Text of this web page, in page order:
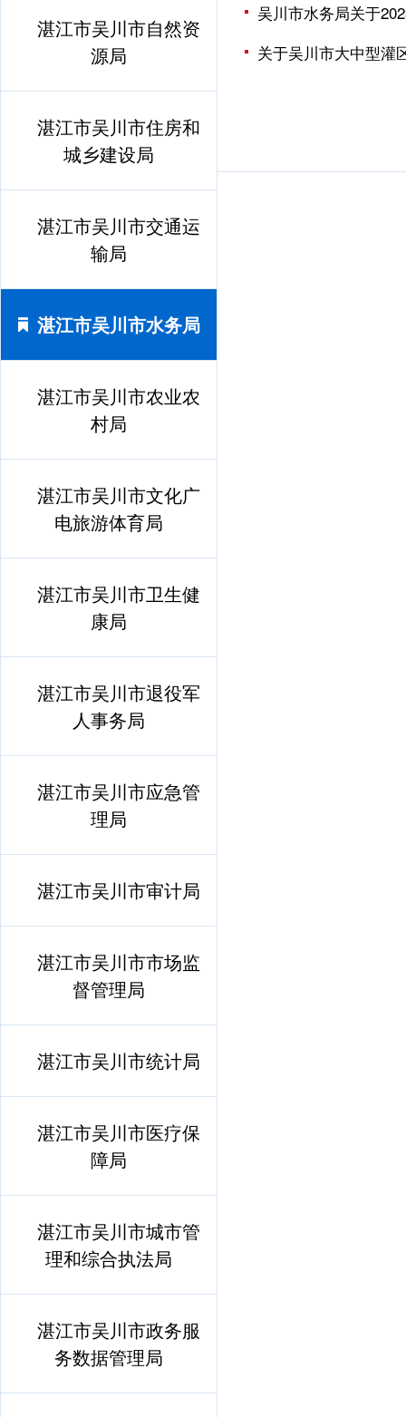
湛江市吴川市自然资
源局
湛江市吴川市住房和
城乡建设局
湛江市吴川市交通运
输局
湛江市吴川市水务局
湛江市吴川市农业农
村局
湛江市吴川市文化广
电旅游体育局
湛江市吴川市卫生健
康局
湛江市吴川市退役军
人事务局
湛江市吴川市应急管
理局
湛江市吴川市审计局
湛江市吴川市市场监
督管理局
湛江市吴川市统计局
湛江市吴川市医疗保
障局
湛江市吴川市城市管
理和综合执法局
湛江市吴川市政务服
务数据管理局
吴川市水务局关于
关于吴川市大中型灌